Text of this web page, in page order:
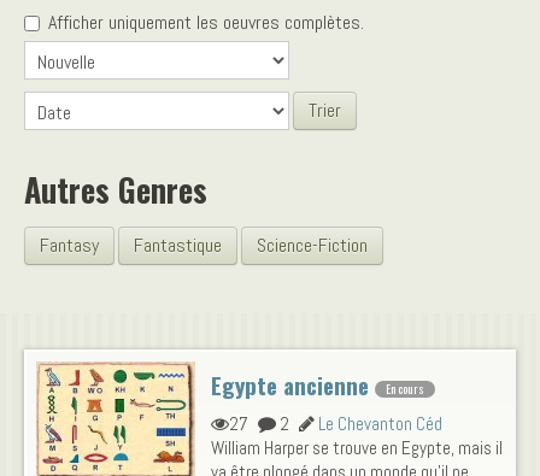
Afficher uniquement les oeuvres complètes.
Trier
Autres Genres
Fantasy Fantastique Science-Fiction
Egypte ancienne En cours
27 2
Le Chevanton Céd
William Harper se trouve en Egypte, mais il